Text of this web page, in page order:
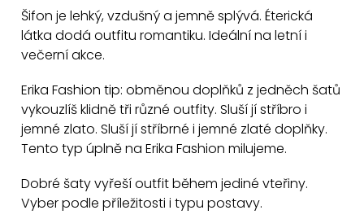
v
v
ý
p
i
s
u
Šifon je lehký, vzdušný a jemně splývá. Éterická
látka dodá outfitu romantiku. Ideální na letní i
večerní akce.
Erika Fashion tip: obměnou doplňků z jedněch šatů
vykouzlíš klidně tři různé outfity. Sluší jí stříbro i
jemné zlato. Sluší jí stříbrné i jemné zlaté doplňky.
Tento typ úplně na Erika Fashion milujeme.
Dobré šaty vyřeší outfit během jediné vteřiny.
Vyber podle příležitosti i typu postavy.